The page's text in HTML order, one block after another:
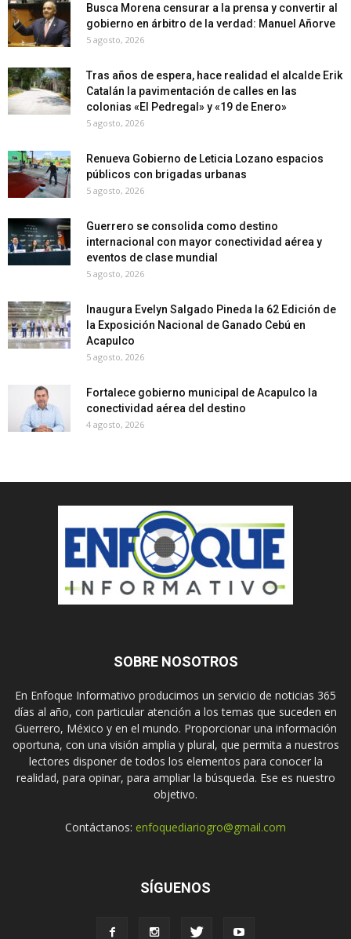
Busca Morena censurar a la prensa y convertir al
gobierno en árbitro de la verdad: Manuel Añorve
5 agosto, 2026
Tras años de espera, hace realidad el alcalde Erik
Catalán la pavimentación de calles en las
colonias «El Pedregal» y «19 de Enero»
5 agosto, 2026
Renueva Gobierno de Leticia Lozano espacios
públicos con brigadas urbanas
5 agosto, 2026
Guerrero se consolida como destino
internacional con mayor conectividad aérea y
eventos de clase mundial
5 agosto, 2026
Inaugura Evelyn Salgado Pineda la 62 Edición de
la Exposición Nacional de Ganado Cebú en
Acapulco
5 agosto, 2026
Fortalece gobierno municipal de Acapulco la
conectividad aérea del destino
4 agosto, 2026
SOBRE NOSOTROS
En Enfoque Informativo producimos un servicio de noticias 365
días al año, con particular atención a los temas que suceden en
Guerrero, México y en el mundo. Proporcionar una información
oportuna, con una visión amplia y plural, que permita a nuestros
lectores disponer de todos los elementos para conocer la
realidad, para opinar, para ampliar la búsqueda. Ese es nuestro
objetivo.
Contáctanos: enfoquediariogro@gmail.com
SÍGUENOS